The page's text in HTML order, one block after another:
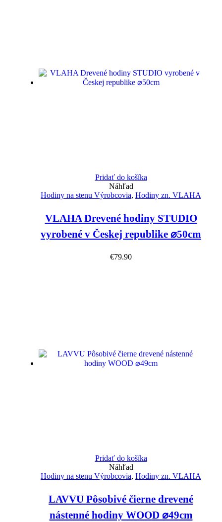
Pridať do košíka
Náhľad
Hodiny na stenu Výrobcovia, Hodiny zn. VLAHA
VLAHA Drevené hodiny STUDIO
vyrobené v Českej republike ⌀50cm
€79.90
Pridať do košíka
Náhľad
Hodiny na stenu Výrobcovia, Hodiny zn. VLAHA
LAVVU Pôsobivé čierne drevené
nástenné hodiny WOOD ⌀49cm